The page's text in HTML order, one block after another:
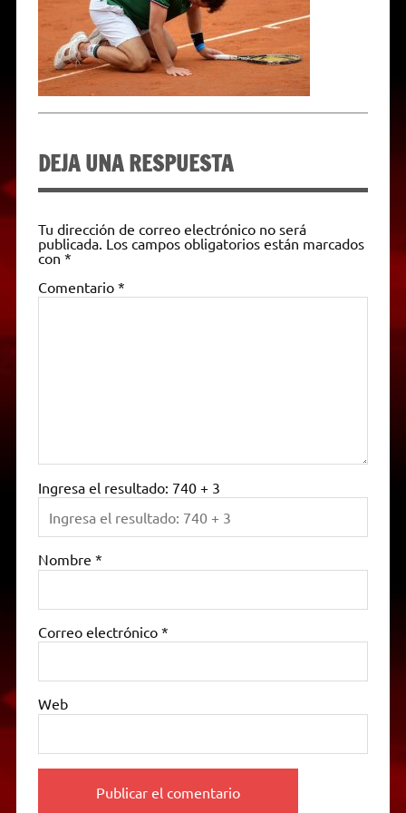
m
k
e
r
k
i
e
n
d
DEJA UNA RESPUESTA
Tu dirección de correo electrónico no será
publicada. Los campos obligatorios están marcados
con *
Comentario *
Ingresa el resultado: 740 + 3
Nombre *
Correo electrónico *
Web